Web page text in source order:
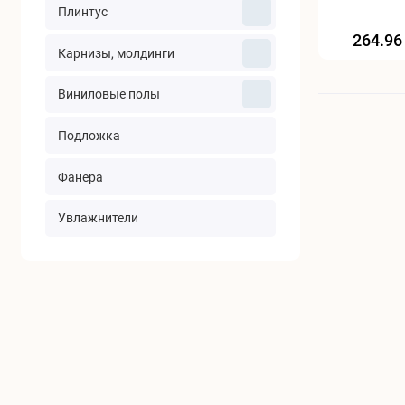
Плинтус
Карнизы, молдинги
Виниловые полы
Подложка
Фанера
Увлажнители
264.96